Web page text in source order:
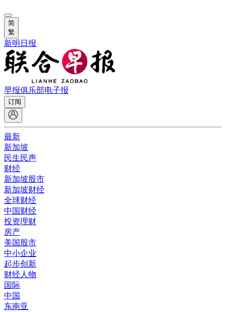
简
繁
新明日报
早报俱乐部电子报
订阅
最新
新加坡
民生民声
财经
新加坡股市
新加坡财经
全球财经
中国财经
投资理财
房产
美国股市
中小企业
起步创新
财经人物
国际
中国
东南亚